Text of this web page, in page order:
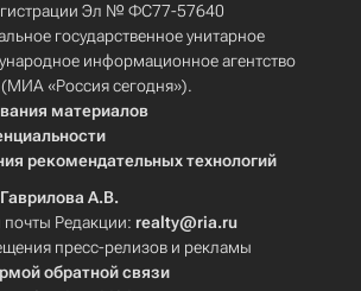
Эл № ФС77-57640
государственное унитарное
информационное агентство
(МИА «Россия сегодня»).
материалов
рекомендательных технологий
Гаврилова А.В.
Редакции: realty@ria.ru
пресс-релизов и рекламы
обратной связи